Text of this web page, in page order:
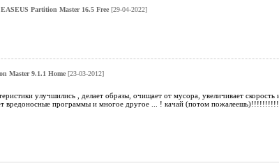
EASEUS Partition Master 16.5 Free[29-04-2022]
Master 9.1.1 Home[23-03-2012]
улучшились , делает образы, очищает от мусора, увеличивает
вредоносные программы и многое другое ... ! качай (потом пожалеешь)!!!!!!!!!!